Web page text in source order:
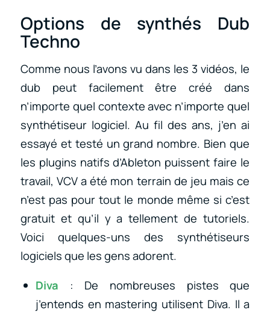
Options de synthés Dub
Techno
Comme nous l’avons vu dans les 3 vidéos, le
dub peut facilement être créé dans
n’importe quel contexte avec n’importe quel
synthétiseur logiciel. Au fil des ans, j’en ai
essayé et testé un grand nombre. Bien que
les plugins natifs d’Ableton puissent faire le
travail, VCV a été mon terrain de jeu mais ce
n’est pas pour tout le monde même si c’est
gratuit et qu’il y a tellement de tutoriels.
Voici quelques-uns des synthétiseurs
logiciels que les gens adorent.
Diva : De nombreuses pistes que
j’entends en mastering utilisent Diva. Il a